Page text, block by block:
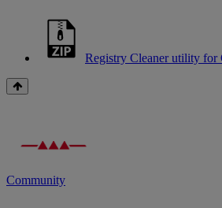
Registry Cleaner utility for
Community